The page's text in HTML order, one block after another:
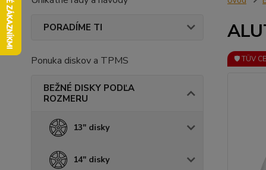
PORADÍME TI
Ponuka diskov a TPMS
BEŽNÉ DISKY PODĽA
ROZMERU
13" disky
14" disky
🛡️ TÜV